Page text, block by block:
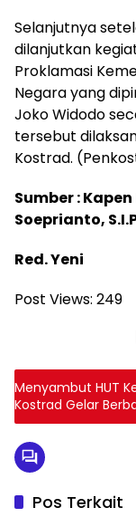
Selanjutnya
dilanjutkan
Proklamasi
Negara yang
Joko Widodo
tersebut
Kostrad.
Sumber :
Soeprianto,
Red. Yeni
Post Views: 249
Menyambut HUT
Kostrad Gelar
Pos Terkait